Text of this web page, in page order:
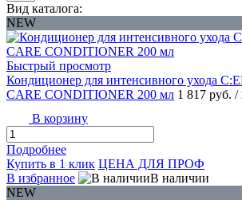
Вид каталога:
NEW
Быстрый просмотр
Кондиционер для интенсивного ухода
CARE CONDITIONER 200 мл 1 817 руб. /
В корзину
Подробнее
Купить в 1 клик ЦЕНА ДЛЯ ПРОФ
В избранное
В наличии
NEW